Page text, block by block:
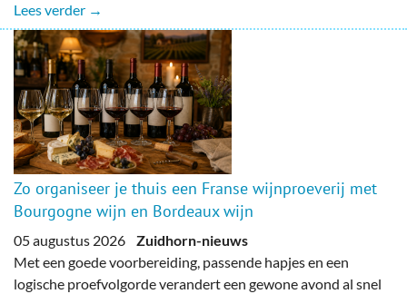
Lees verder →
Zo organiseer je thuis een Franse wijnproeverij met
Bourgogne wijn en Bordeaux wijn
05 augustus 2026 Zuidhorn-nieuws
Met een goede voorbereiding, passende hapjes en een
logische proefvolgorde verandert een gewone avond al snel